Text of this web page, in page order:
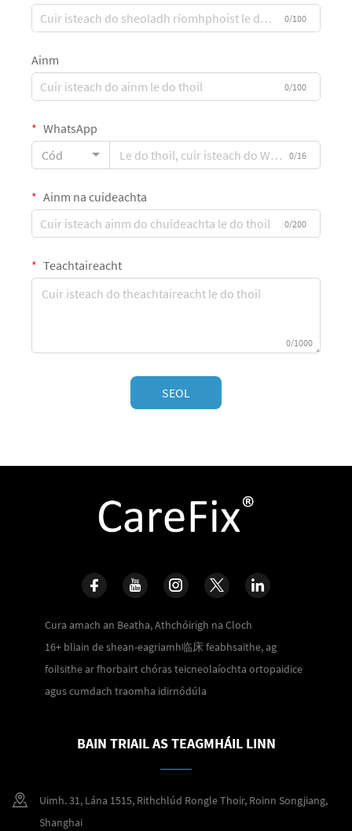
0/100
Ainm
0/100
WhatsApp
Cód
0/16
Ainm na cuideachta
0/200
Teachtaireacht
0/1000
SEOL
Cura amach an Beatha, Athchóirigh na Cloch
16+ bliain de shean-eagriamh临床 feabhsaithe, ag
foilsithe ar fhorbairt chóras teicneolaíochta ortopaidice
agus cumdach traomha idirnódúla
BAIN TRIAIL AS TEAGMHÁIL LINN
Uimh. 31, Lána 1515, Rithchlúd Rongle Thoir, Roinn Songjiang,
Shanghai